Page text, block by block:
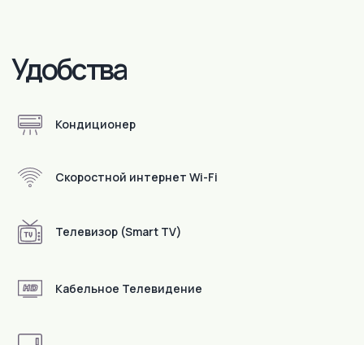
Кондиционер
Скоростной интернет Wi-Fi
Телевизор (Smart TV)
Кабельное Телевидение